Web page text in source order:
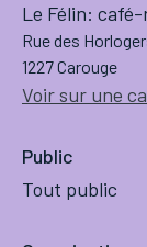
Le Félin:
Rue des
1227 Carouge
Voir sur une
Public
Tout public